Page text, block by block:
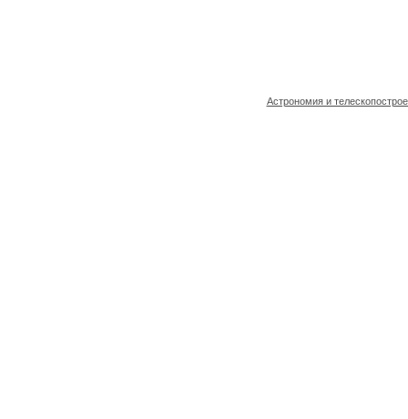
Астрономия и